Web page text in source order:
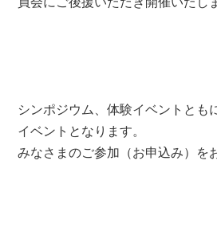
シンポジウム、体験イベントとも
イベントとなります。
みなさまのご参加（お申込み）を